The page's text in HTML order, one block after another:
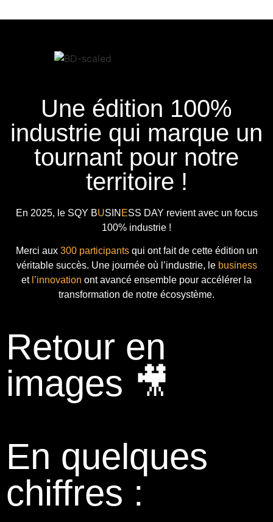
Une édition 100%
industrie qui marque un
tournant pour notre
territoire !
En 2025, le SQY BUSIN ESS DAY revient avec un focus
100% industrie !
Merci aux 300 participantsqui ont fait de cette édition un
véritable succès. Une journée où l’industrie, le business
et l’innovation ont avancé ensemble pour accélérer la
transformation de notre écosystème.
Retour en
images 🎥
En quelques
chiffres :